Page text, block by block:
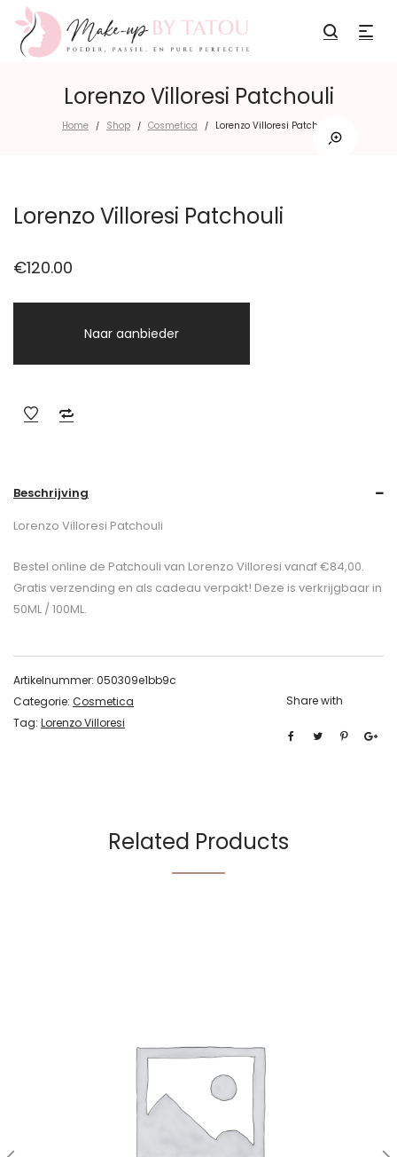
Lorenzo Villoresi Patchouli
Home / Shop / Cosmetica / Lorenzo Villoresi Patchouli
Lorenzo Villoresi Patchouli
€120.00
Naar aanbieder
Beschrijving
Lorenzo Villoresi Patchouli
Bestel online de Patchouli van Lorenzo Villoresi vanaf €84,00.
Gratis verzending en als cadeau verpakt! Deze is verkrijgbaar in
50ML / 100ML.
Artikelnummer: 050309e1bb9c
Categorie: Cosmetica
Tag: Lorenzo Villoresi
Share with
Related Products